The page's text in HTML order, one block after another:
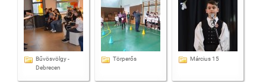
Bűvösvölgy -
Debrecen
Törperős Március 15